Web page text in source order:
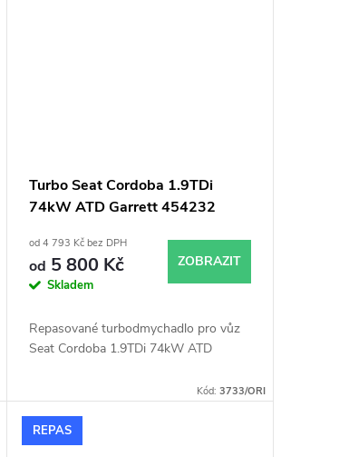
Turbo Seat Cordoba 1.9TDi
74kW ATD Garrett 454232
od 4 793 Kč bez DPH
od 5 800 Kč
Skladem
ZOBRAZIT
Repasované turbodmychadlo pro vůz
Seat Cordoba 1.9TDi 74kW ATD
Kód: 3733/ORI
REPAS